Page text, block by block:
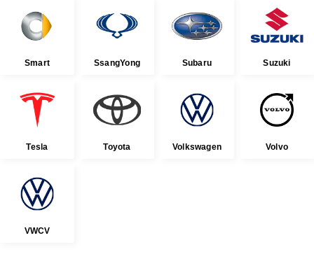
Smart SsangYong Subaru Suzuki
Tesla Toyota Volkswagen Volvo
VWCV